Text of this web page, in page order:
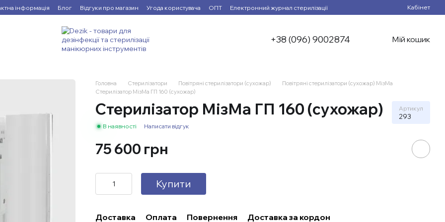
інформація Блог Відгуки про магазин Угода користувача ОПТ Електронний журнал стерилізації Кабінет
+38 (096) 9002874 Мій кошик
Головна Стерилізатори Повітряні стерилізатори (сухожар)
Повітряні стерилізатори (сухожар) МізМа
​Стерилізатор МізМа ГП 160 (сухожар)
​Стерилізатор МізМа ГП 160 (сухожар) Артикул
293
В наявності Написати відгук
75 600 грн
Купити
Доставка Оплата Повернення Доставка за кордон